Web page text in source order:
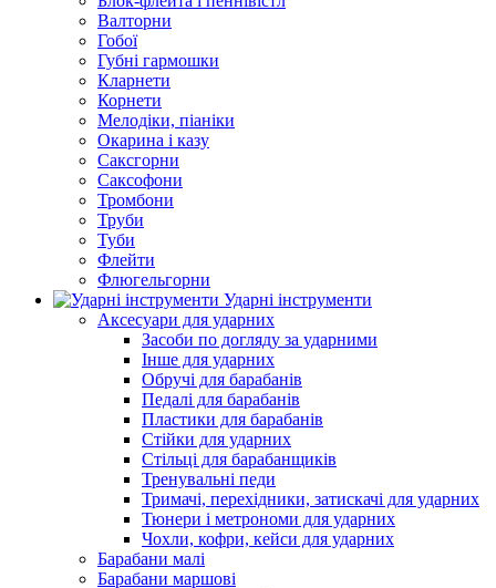
Валторни
Гобої
Губні гармошки
Кларнети
Корнети
Мелодіки, піаніки
Окарина і казу
Саксгорни
Саксофони
Тромбони
Труби
Туби
Флейти
Флюгельгорни
Ударні інструменти
Аксесуари для ударних
Засоби по догляду за ударними
Інше для ударних
Обручі для барабанів
Педалі для барабанів
Пластики для барабанів
Стійки для ударних
Стільці для барабанщиків
Тренувальні педи
Тримачі, перехідники, затискачі для ударних
Тюнери і метрономи для ударних
Чохли, кофри, кейси для ударних
Барабани малі
Барабани маршові